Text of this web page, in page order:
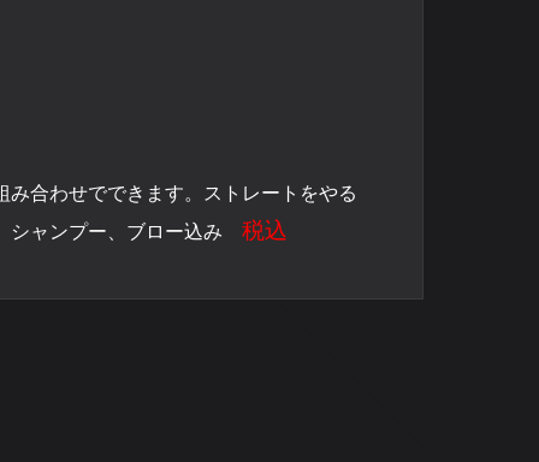
合わせでできます。ストレートをやる
シャンプー、ブロー込み 税込